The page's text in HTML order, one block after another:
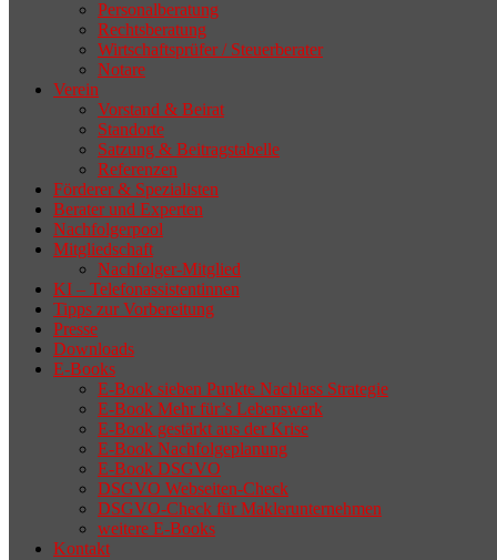
Personalberatung
Rechtsberatung
Wirtschaftsprüfer / Steuerberater
Notare
Verein
Vorstand & Beirat
Standorte
Satzung & Beitragstabelle
Referenzen
Förderer & Spezialisten
Berater und Experten
Nachfolgerpool
Mitgliedschaft
Nachfolger-Mitglied
KI – Telefonassistentinnen
Tipps zur Vorbereitung
Presse
Downloads
E-Books
E-Book sieben Punkte Nachlass Strategie
E-Book Mehr für’s Lebenswerk
E-Book gestärkt aus der Krise
E-Book Nachfolgeplanung
E-Book DSGVO
DSGVO Webseiten-Check
DSGVO-Check für Maklerunternehmen
weitere E-Books
Kontakt